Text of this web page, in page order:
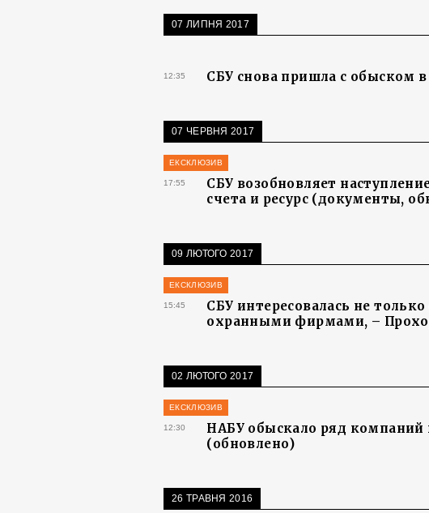
07 ЛИПНЯ 2017
12:35 СБУ снова пришла с обыском в
07 ЧЕРВНЯ 2017
ЕКСКЛЮЗИВ
17:55
СБУ возобновляет
счета и ресурс (документы,
09 ЛЮТОГО 2017
ЕКСКЛЮЗИВ
15:45
СБУ интересовалась не
охранными фирмами, –
02 ЛЮТОГО 2017
ЕКСКЛЮЗИВ
12:30
НАБУ обыскало ряд компаний
(обновлено)
26 ТРАВНЯ 2016